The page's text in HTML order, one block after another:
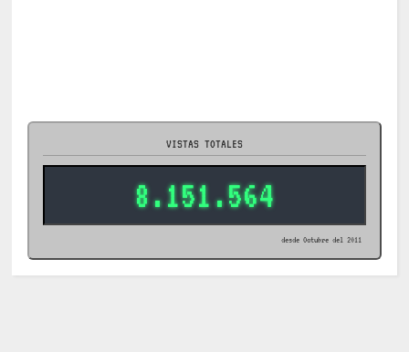
VISTAS TOTALES
8.151.564
desde Octubre del 2011